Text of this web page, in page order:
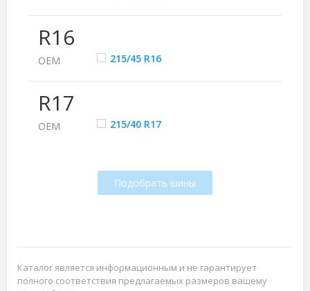
R16
ОЕМ 215/45 R16
R17
ОЕМ 215/40 R17
Подобрать шины
Каталог является информационным и не гарантирует
полного соответствия предлагаемых размеров вашему